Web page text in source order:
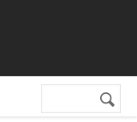
Form di
Cerca nel sito